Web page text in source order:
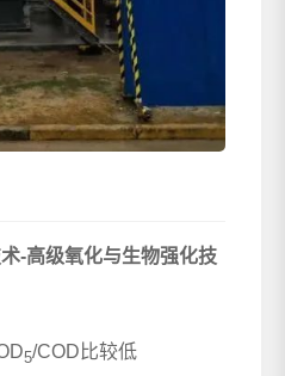
-高级氧化与生物强化技
5/COD 比较低